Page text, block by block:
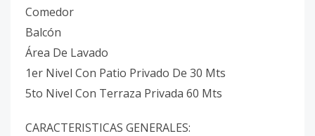
Comedor
Balcón
Área De Lavado
1er Nivel Con Patio Privado De 30 Mts
5to Nivel Con Terraza Privada 60 Mts
CARACTERISTICAS GENERALES: